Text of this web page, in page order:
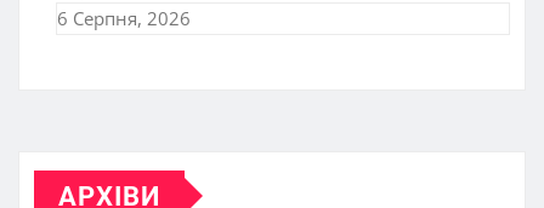
6 Серпня, 2026
АРХІВИ